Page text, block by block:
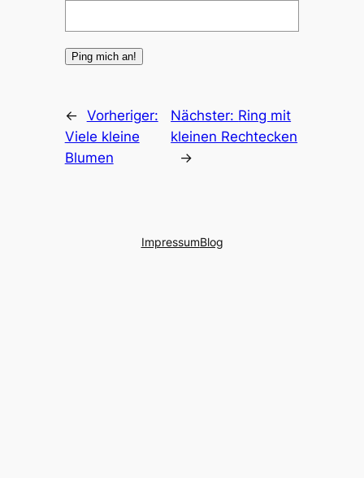
← Vorheriger:
Viele kleine
Blumen
Nächster: Ring mit
kleinen Rechtecken
→
ImpressumBlog